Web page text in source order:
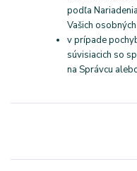
podľa
Vašich
v prípade
súvisiacich so
na Správcu